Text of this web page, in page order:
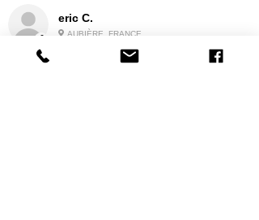
eric C.
AUBIÈRE, FRANCE